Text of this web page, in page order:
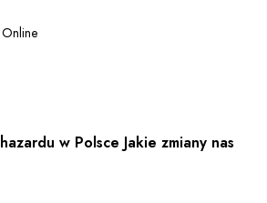
Online
w Polsce Jakie zmiany nas